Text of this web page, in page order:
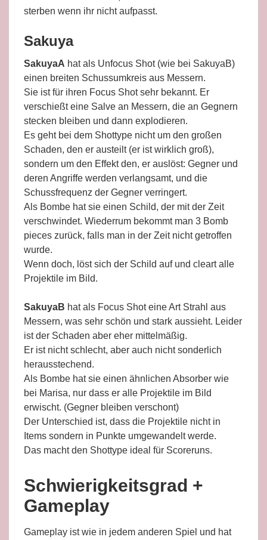
sterben wenn ihr nicht aufpasst.
Sakuya
SakuyaA hat als Unfocus Shot (wie bei SakuyaB)
einen breiten Schussumkreis aus Messern.
Sie ist für ihren Focus Shot sehr bekannt. Er
verschießt eine Salve an Messern, die an Gegnern
stecken bleiben und dann explodieren.
Es geht bei dem Shottype nicht um den großen
Schaden, den er austeilt (er ist wirklich groß),
sondern um den Effekt den, er auslöst: Gegner und
deren Angriffe werden verlangsamt, und die
Schussfrequenz der Gegner verringert.
Als Bombe hat sie einen Schild, der mit der Zeit
verschwindet. Wiederrum bekommt man 3 Bomb
pieces zurück, falls man in der Zeit nicht getroffen
wurde.
Wenn doch, löst sich der Schild auf und cleart alle
Projektile im Bild.
SakuyaB hat als Focus Shot eine Art Strahl aus
Messern, was sehr schön und stark aussieht. Leider
ist der Schaden aber eher mittelmäßig.
Er ist nicht schlecht, aber auch nicht sonderlich
herausstechend.
Als Bombe hat sie einen ähnlichen Absorber wie
bei Marisa, nur dass er alle Projektile im Bild
erwischt. (Gegner bleiben verschont)
Der Unterschied ist, dass die Projektile nicht in
Items sondern in Punkte umgewandelt werde.
Das macht den Shottype ideal für Scoreruns.
Schwierigkeitsgrad +
Gameplay
Gameplay ist wie in jedem anderen Spiel und hat